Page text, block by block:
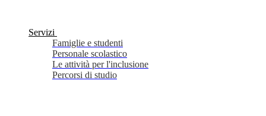
Servizi
Famiglie e studenti
Personale scolastico
Le attività per l'inclusione
Percorsi di studio